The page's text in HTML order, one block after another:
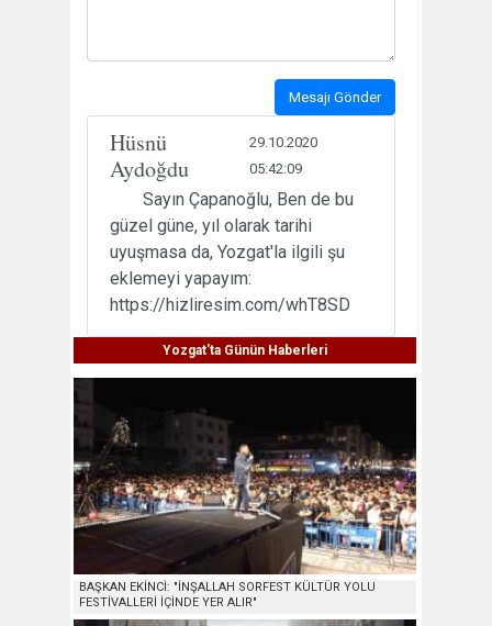
Mesajı Gönder
Hüsnü
Aydoğdu
29.10.2020
05:42:09
Sayın Çapanoğlu, Ben de bu
güzel güne, yıl olarak tarihi
uyuşmasa da, Yozgat'la ilgili şu
eklemeyi yapayım:
https://hizliresim.com/whT8SD
Yozgat'ta Günün Haberleri
BAŞKAN EKİNCİ: "İNŞALLAH SORFEST KÜLTÜR YOLU
FESTİVALLERİ İÇİNDE YER ALIR"